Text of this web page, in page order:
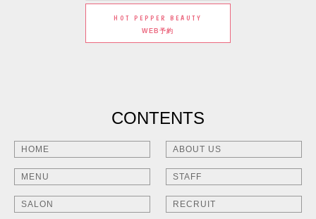
HOT PEPPER BEAUTY
WEB予約
CONTENTS
HOME ABOUT US
MENU STAFF
SALON RECRUIT